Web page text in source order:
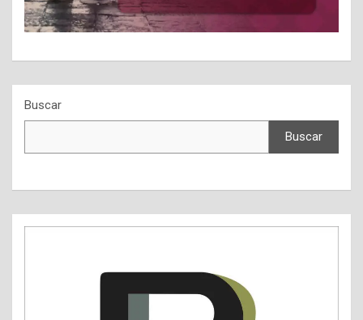
Buscar
Buscar